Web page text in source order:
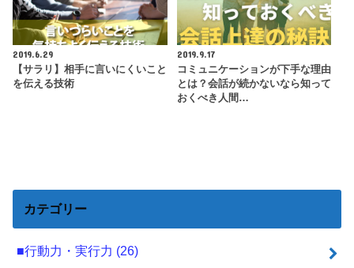
2019.6.29
【サラリ】相手に言いにくいこと
を伝える技術
2019.9.17
コミュニケーションが下手な理由
とは？会話が続かないなら知って
おくべき人間…
カテゴリー
■行動力・実行力 (26)